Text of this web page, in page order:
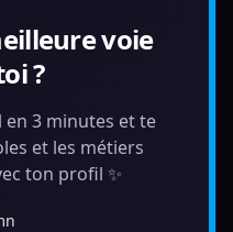
voie
?
3 minutes et te
et les métiers
ton profil ✨